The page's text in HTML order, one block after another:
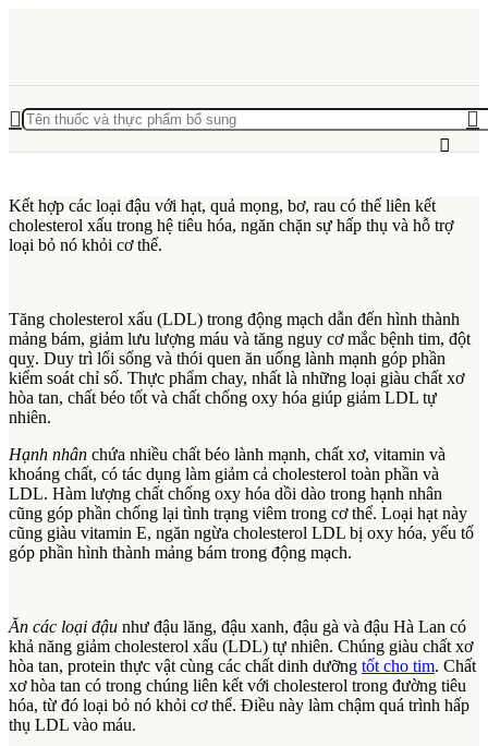
Kết hợp các loại đậu với hạt, quả mọng, bơ, rau có thể liên kết
cholesterol xấu trong hệ tiêu hóa, ngăn chặn sự hấp thụ và hỗ trợ
loại bỏ nó khỏi cơ thể.
Tăng cholesterol xấu (LDL) trong động mạch dẫn đến hình thành
mảng bám, giảm lưu lượng máu và tăng nguy cơ mắc bệnh tim, đột
quỵ. Duy trì lối sống và thói quen ăn uống lành mạnh góp phần
kiểm soát chỉ số. Thực phẩm chay, nhất là những loại giàu chất xơ
hòa tan, chất béo tốt và chất chống oxy hóa giúp giảm LDL tự
nhiên.
Hạnh nhân chứa nhiều chất béo lành mạnh, chất xơ, vitamin và
khoáng chất, có tác dụng làm giảm cả cholesterol toàn phần và
LDL. Hàm lượng chất chống oxy hóa dồi dào trong hạnh nhân
cũng góp phần chống lại tình trạng viêm trong cơ thể. Loại hạt này
cũng giàu vitamin E, ngăn ngừa cholesterol LDL bị oxy hóa, yếu tố
góp phần hình thành mảng bám trong động mạch.
Ăn các loại đậu như đậu lăng, đậu xanh, đậu gà và đậu Hà Lan có
khả năng giảm cholesterol xấu (LDL) tự nhiên. Chúng giàu chất xơ
hòa tan, protein thực vật cùng các chất dinh dưỡng tốt cho tim. Chất
xơ hòa tan có trong chúng liên kết với cholesterol trong đường tiêu
hóa, từ đó loại bỏ nó khỏi cơ thể. Điều này làm chậm quá trình hấp
thụ LDL vào máu.